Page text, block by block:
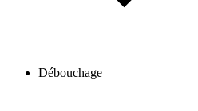
Débouchage